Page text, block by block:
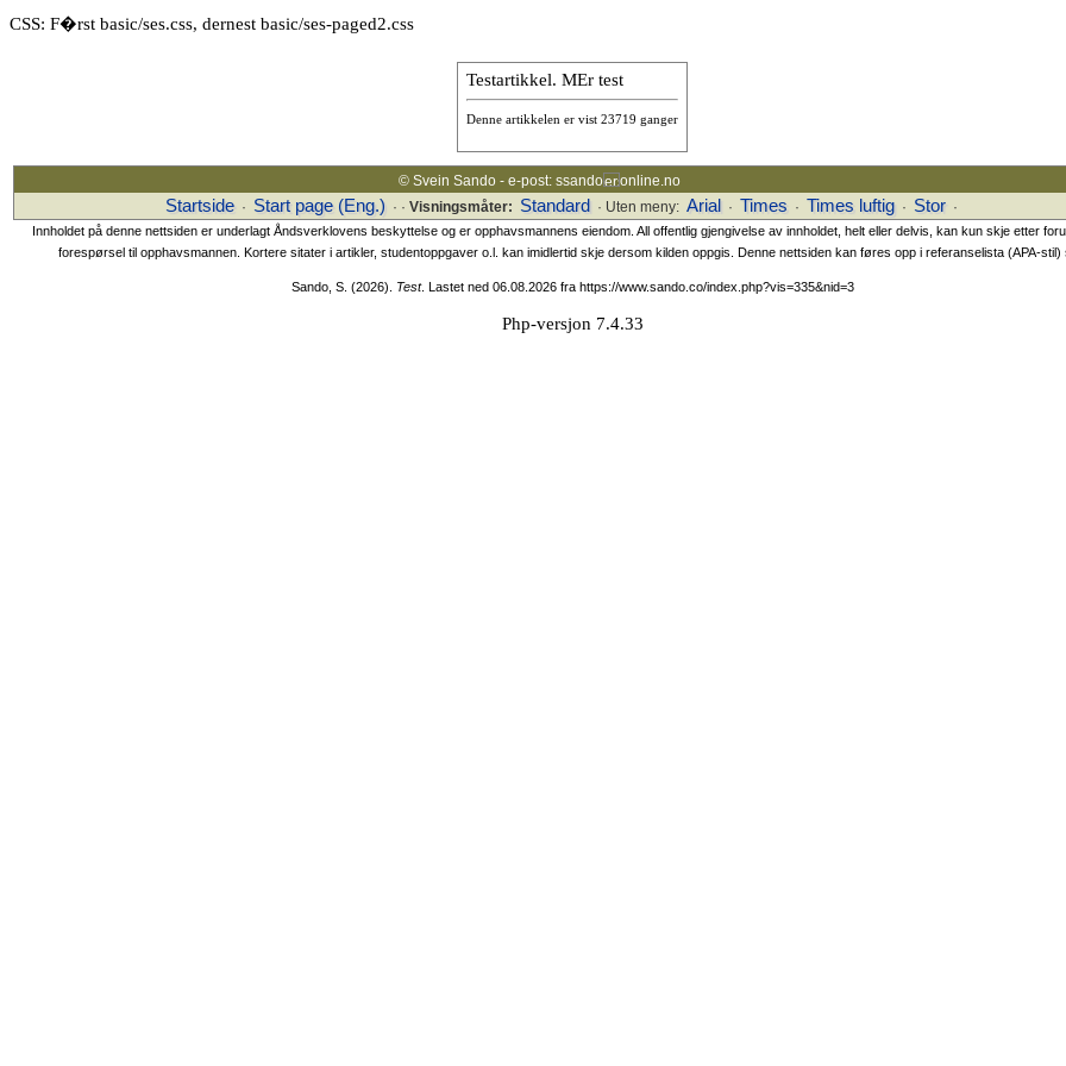
CSS: F�rst basic/ses.css, dernest basic/ses-paged2.css
Testartikkel. MEr test
Denne artikkelen er vist 23719 ganger
© Svein Sando - e-post: ssando online.no
Startside · Start page (Eng.) · · Visningsmåter: Standard · Uten meny: Arial · Times · Times luftig · Stor ·
Innholdet på denne nettsiden er underlagt Åndsverklovens beskyttelse og er opphavsmannens eiendom. All offentlig gjengivelse av innholdet, helt eller delvis, kan kun skje etter
forespørsel til opphavsmannen. Kortere sitater i artikler, studentoppgaver o.l. kan imidlertid skje dersom kilden oppgis. Denne nettsiden kan føres opp i referanselista (APA-stil)
Sando, S. (2026). Test. Lastet ned 06.08.2026 fra https://www.sando.co/index.php?vis=335&nid=3
Php-versjon 7.4.33